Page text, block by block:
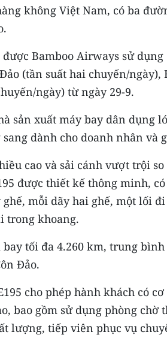
không Việt Nam, có ba
Bamboo Airways sử
(tần suất hai chuyến/ngày),
ngày) từ ngày 29-9.
sản xuất máy bay dân dụng
dành cho doanh nhân và
cao và sải cánh vượt trội
được thiết kế thông minh,
mỗi dãy hai ghế, một lối
trong khoang.
tối đa 4.260 km, trung
Đảo.
cho phép hành khách có
bao gồm sử dụng phòng chờ
lượng, tiếp viên phục vụ